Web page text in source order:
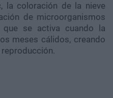
la coloración de la nieve
de microorganismos
se activa cuando la
meses cálidos, creando